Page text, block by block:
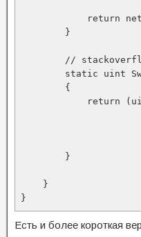
return
        }
//
static uint
        {
return
        }
    }
Есть и более короткая